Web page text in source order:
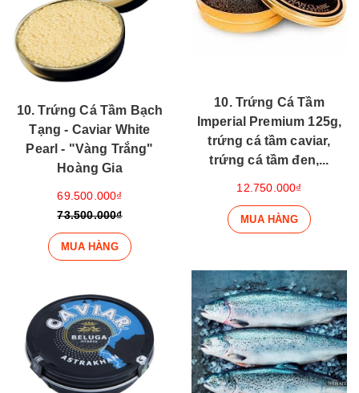
10. Trứng Cá Tầm Bạch
Tạng - Caviar White
Pearl - "Vàng Trắng"
Hoàng Gia
69.500.000₫
73.500.000₫
MUA HÀNG
10. Trứng Cá Tầm
Imperial Premium 125g,
trứng cá tầm caviar,
trứng cá tầm đen,...
12.750.000₫
MUA HÀNG